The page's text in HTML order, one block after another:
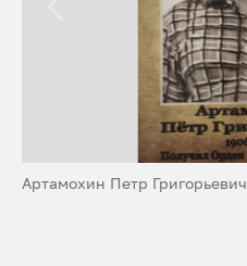
Артамохин Петр Григорьевич